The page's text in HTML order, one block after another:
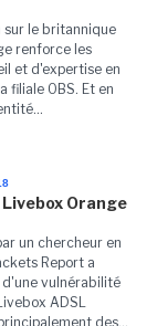
sur le britannique
renforce les
et d'expertise en
filiale OBS. Et en
Orange
un chercheur en
Report a
vulnérabilité
ADSL
des...